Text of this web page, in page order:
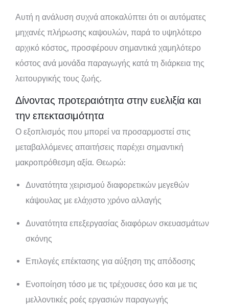
Αυτή η ανάλυση συχνά αποκαλύπτει ότι οι αυτόματες
μηχανές πλήρωσης καψουλών, παρά το υψηλότερο
αρχικό κόστος, προσφέρουν σημαντικά χαμηλότερο
κόστος ανά μονάδα παραγωγής κατά τη διάρκεια της
λειτουργικής τους ζωής.
Δίνοντας προτεραιότητα στην ευελιξία και
την επεκτασιμότητα
Ο εξοπλισμός που μπορεί να προσαρμοστεί στις
μεταβαλλόμενες απαιτήσεις παρέχει σημαντική
μακροπρόθεσμη αξία. Θεωρώ:
Δυνατότητα χειρισμού διαφορετικών μεγεθών
κάψουλας με ελάχιστο χρόνο αλλαγής
Δυνατότητα επεξεργασίας διαφόρων σκευασμάτων
σκόνης
Επιλογές επέκτασης για αύξηση της απόδοσης
Ενοποίηση τόσο με τις τρέχουσες όσο και με τις
μελλοντικές ροές εργασιών παραγωγής